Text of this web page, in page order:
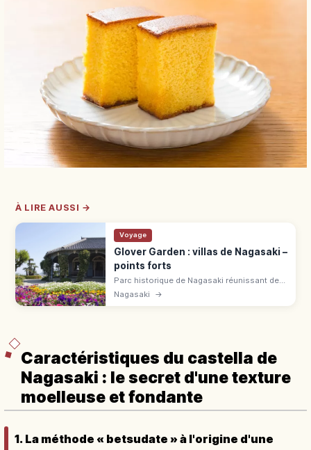
À LIRE AUSSI →
Voyage
Glover Garden : villas de Nagasaki –
points forts
Parc historique de Nagasaki réunissant des
résidences occidentales Meiji. Ancienne
villa Glover de 1863, classée UNESCO «
Nagasaki →
Caractéristiques du castella de
Nagasaki : le secret d'une texture
moelleuse et fondante
1. La méthode « betsudate » à l'origine d'une